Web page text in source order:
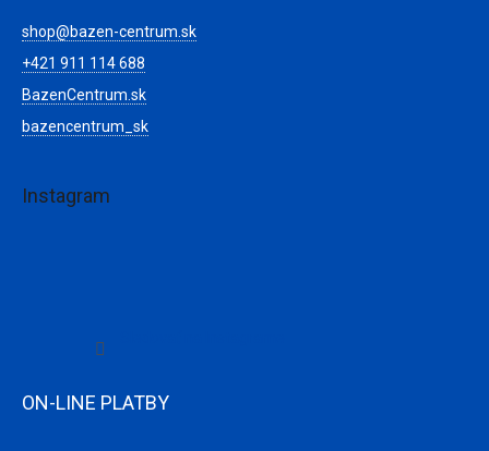
shop@bazen-centrum.sk
+421 911 114 688
BazenCentrum.sk
bazencentrum_sk
Instagram
ON-LINE PLATBY